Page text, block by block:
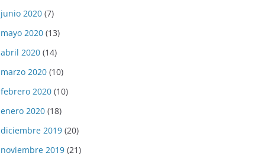
junio 2020 (7)
mayo 2020 (13)
abril 2020 (14)
marzo 2020 (10)
febrero 2020 (10)
enero 2020 (18)
diciembre 2019 (20)
noviembre 2019 (21)